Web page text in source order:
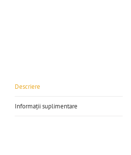
Descriere
Informații suplimentare